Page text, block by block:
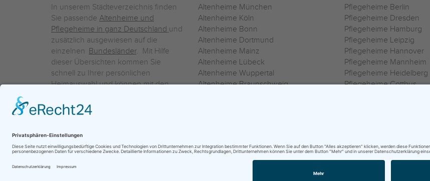
In unserem Städteverzeichnis finden
Sie passende Altenheime und
Pflegeheime in ganz Deutschland und
zusätzlich ausgewiesen auf die
einzelnen Bundesländer. Mit Hilfe
dieser Übersichten kommen Sie
schnell zu Ihrer persönlichen
Heimauswahl und können mit den
einzelnen Häuser Leistungsvergleiche
vornehmen.
Altenheime München
Altenheime Köln
Altenheime Bonn
Altenheime Dortmund
Altenheime Mainz
Altenheime Lübeck
Altenheime Wuppertal
Altenheime Braunschweig
Pflegeheime Berlin
Pflegeheime Dresden
Pflegeheime Hamburg
Pflegeheime Leipzig
Pflegeheime Hannover
Pflegeheime Mannheim
Pflegeheime Heidelberg
Pflegeheime Cottbus